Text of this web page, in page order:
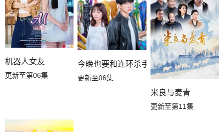
机器人女友
更新至第06集
今晚也要和连环杀手约会
更新至06集
米良与麦青
更新至第11集